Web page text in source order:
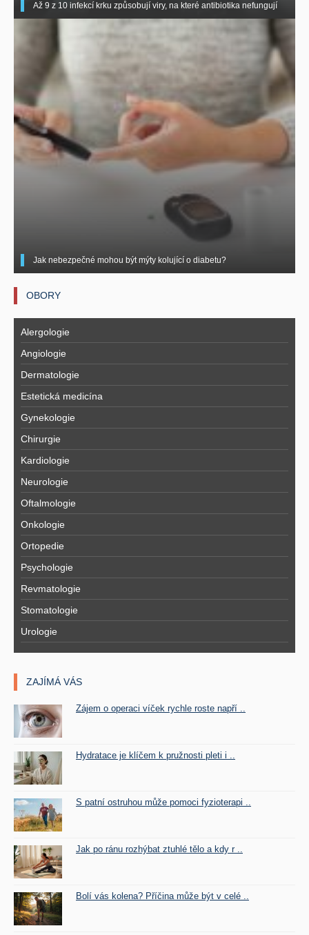
Až 9 z 10 infekcí krku způsobují viry, na které antibiotika nefungují
Jak nebezpečné mohou být mýty kolující o diabetu?
OBORY
Alergologie
Angiologie
Dermatologie
Estetická medicína
Gynekologie
Chirurgie
Kardiologie
Neurologie
Oftalmologie
Onkologie
Ortopedie
Psychologie
Revmatologie
Stomatologie
Urologie
ZAJÍMÁ VÁS
Zájem o operaci víček rychle roste napří ..
Hydratace je klíčem k pružnosti pleti i ..
S patní ostruhou může pomoci fyzioterapi ..
Jak po ránu rozhýbat ztuhlé tělo a kdy r ..
Bolí vás kolena? Příčina může být v celé ..